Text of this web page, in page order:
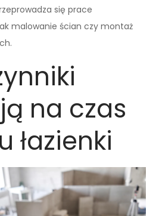
się prace
malowanie ścian czy montaż
na czas
łazienki